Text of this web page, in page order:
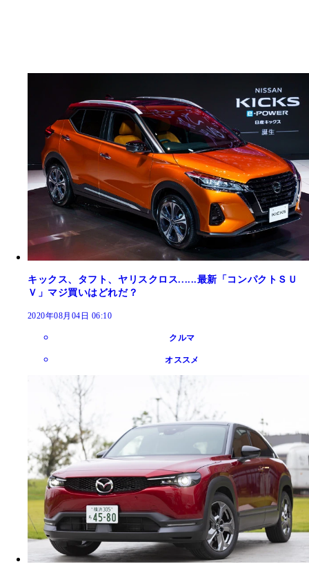
キックス、タフト、ヤリスクロス......最新「コンパクトＳＵ
Ｖ」マジ買いはどれだ？
2020年08月04日 06:10
クルマ
オススメ